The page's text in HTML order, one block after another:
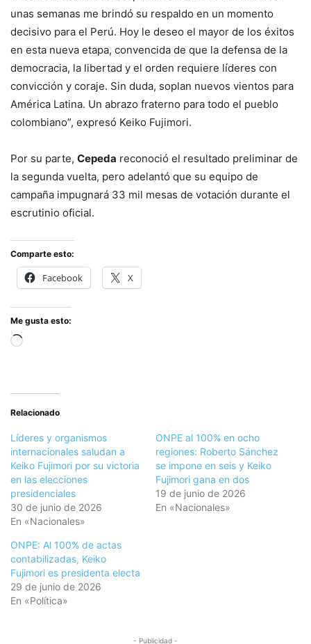
unas semanas me brindó su respaldo en un momento
decisivo para el Perú. Hoy le deseo el mayor de los éxitos
en esta nueva etapa, convencida de que la defensa de la
democracia, la libertad y el orden requiere líderes con
convicción y coraje. Sin duda, soplan nuevos vientos para
América Latina. Un abrazo fraterno para todo el pueblo
colombiano”, expresó Keiko Fujimori.
Por su parte, Cepeda reconoció el resultado preliminar de
la segunda vuelta, pero adelantó que su equipo de
campaña impugnará 33 mil mesas de votación durante el
escrutinio oficial.
Comparte esto:
Facebook X
Me gusta esto:
Cargando...
Relacionado
Líderes y organismos
internacionales saludan a
Keiko Fujimori por su victoria
en las elecciones
presidenciales
30 de junio de 2026
En «Nacionales»
ONPE al 100% en ocho
regiones: Roberto Sánchez
se impone en seis y Keiko
Fujimori gana en dos
19 de junio de 2026
En «Nacionales»
ONPE: Al 100% de actas
contabilizadas, Keiko
Fujimori es presidenta electa
29 de junio de 2026
En «Política»
- Publicidad -